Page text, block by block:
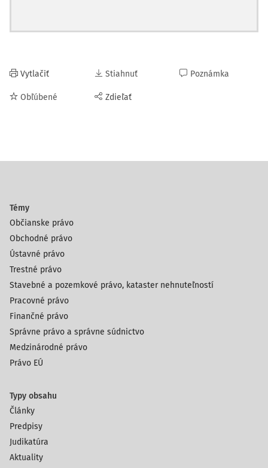
Vytlačiť
Obľúbené
Stiahnuť
Zdieľať
Poznámka
Témy
Občianske právo
Obchodné právo
Ústavné právo
Trestné právo
Stavebné a pozemkové právo, kataster nehnuteľností
Pracovné právo
Finančné právo
Správne právo a správne súdnictvo
Medzinárodné právo
Právo EÚ
Typy obsahu
Články
Predpisy
Judikatúra
Aktuality